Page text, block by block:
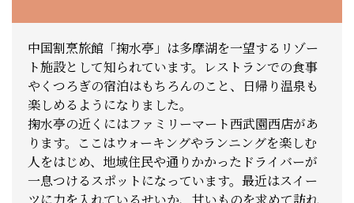
中国割烹旅館「掬水亭」は多摩湖を一望するリゾー
ト施設として知られています。レストランでの食事
やくつろぎの宿泊はもちろんのこと、日帰り温泉も
楽しめるようになりました。
掬水亭の近くにはファミリーマート西武園西店があ
ります。ここはウォーキングやランニングを楽しむ
人をはじめ、地域住民や通りかかったドライバーが
一息つけるスポットになっています。最近はスイー